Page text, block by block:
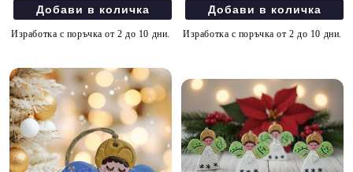
Изработка с поръчка от 2 до 10 дни. Изработка с поръчка от 2 до 10 дни.